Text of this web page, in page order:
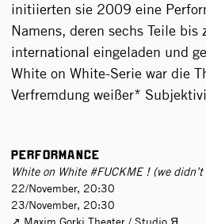
initiierten sie 2009 eine
Namens, deren sechs Teile bis
international eingeladen und
White on White-Serie war die
Verfremdung weißer*
Performance
White on White #FUCKME ! (we
22/November, 20:30
23/November, 20:30